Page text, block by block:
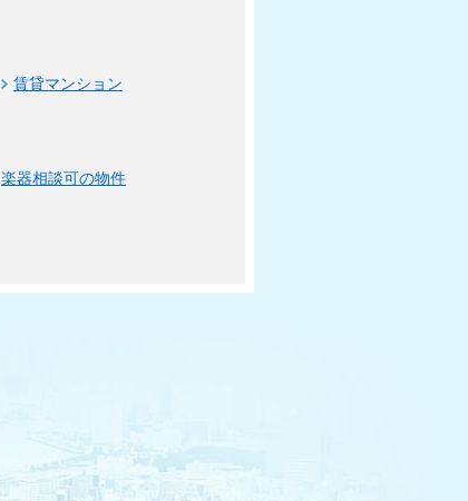
賃貸マンション
楽器相談可の物件